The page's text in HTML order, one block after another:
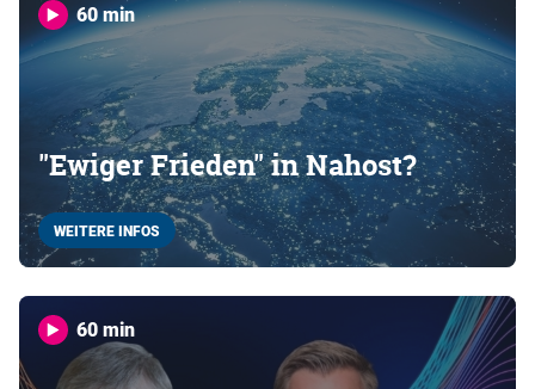
60 min
"Ewiger Frieden" in Nahost?
WEITERE INFOS
60 min